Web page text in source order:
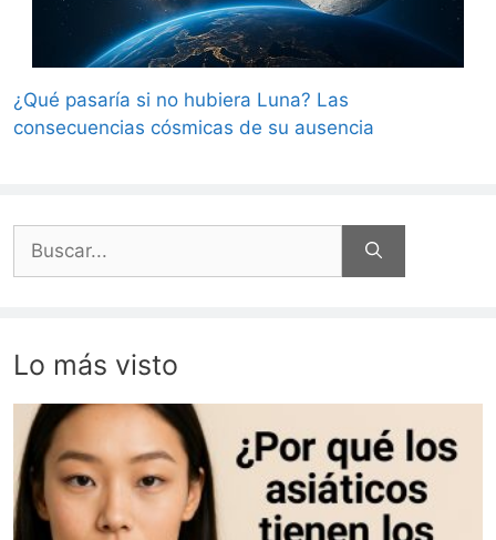
¿Qué pasaría si no hubiera Luna? Las
consecuencias cósmicas de su ausencia
Lo más visto